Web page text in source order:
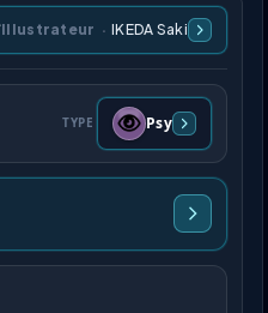
Illustrateur · IKEDA Saki
TYPE Psy